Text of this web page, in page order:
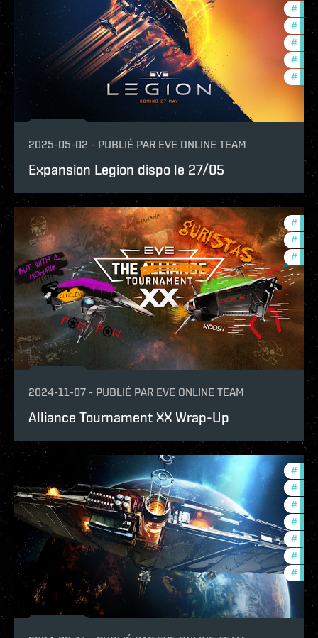
#
#
#
#
#
2025-05-02 - PUBLIÉ PAR EVE ONLINE TEAM
Expansion Legion dispo le 27/05
#
#
# pvp
2024-11-07 - PUBLIÉ PAR EVE ONLINE TEAM
Alliance Tournament XX Wrap-Up
#
#
#
#
#
#
#